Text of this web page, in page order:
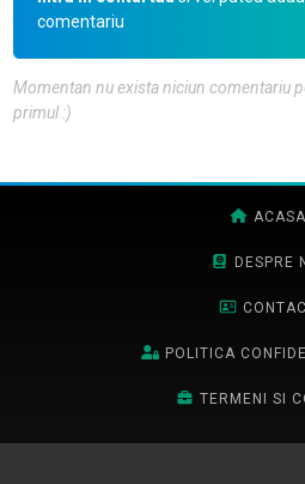
comentariu
Momentan nu exista niciun comentariu
primul :)
ACASA
DESPRE
POLITICA
TERMENI SI